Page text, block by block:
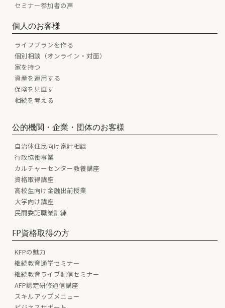
セミナー参加者の声
個人のお客様
ライフプランを作る
個別相談（オンライン・対面）
家を持つ
資産を運用する
保険を見直す
相続を考える
公的機関・企業・団体のお客様
自治体住民向け家計相談
行政協働事業
カルチャーセンター教養講座
資格取得講座
高校生向け金融出前授業
大学向け講座
民間委託職業訓練
FP資格取得の方
KFPの魅力
継続教育通学セミナー
継続教育ライブ配信セミナー
AFP認定研修通信講座
スキルアップメニュー